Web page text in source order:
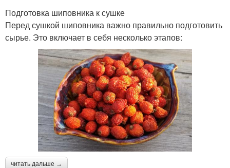
Подготовка шиповника к сушке
Перед сушкой шиповника важно правильно подготовить
сырье. Это включает в себя несколько этапов:
читать дальше →